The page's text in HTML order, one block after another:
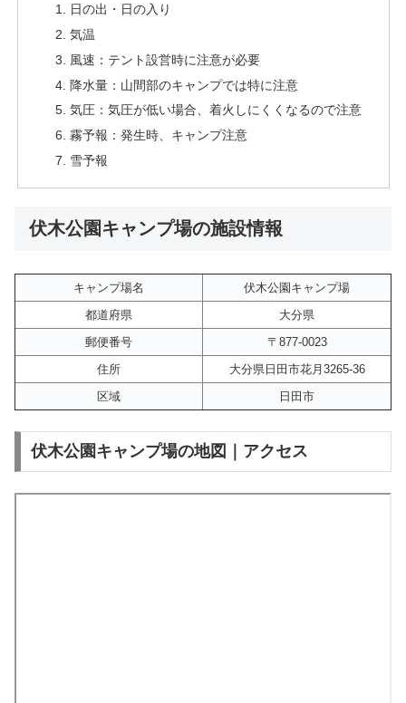
日の出・日の入り
気温
風速：テント設営時に注意が必要
降水量：山間部のキャンプでは特に注意
気圧：気圧が低い場合、着火しにくくなるので注意
霧予報：発生時、キャンプ注意
雪予報
伏木公園キャンプ場の施設情報
キャンプ場名
伏木公園キャンプ場
都道府県
大分県
郵便番号
〒877-0023
住所
大分県日田市花月3265-36
区域
日田市
伏木公園キャンプ場の地図｜アクセス